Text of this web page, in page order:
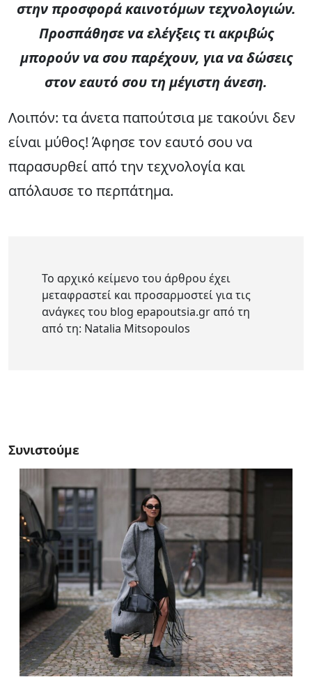
στην προσφορά καινοτόμων τεχνολογιών.
Προσπάθησε να ελέγξεις τι ακριβώς
μπορούν να σου παρέχουν, για να δώσεις
στον εαυτό σου τη μέγιστη άνεση.
Λοιπόν: τα άνετα παπούτσια με τακούνι δεν
είναι μύθος! Άφησε τον εαυτό σου να
παρασυρθεί από την τεχνολογία και
απόλαυσε το περπάτημα.
Το αρχικό κείμενο του άρθρου έχει
μεταφραστεί και προσαρμοστεί για τις
ανάγκες του blog epapoutsia.gr από τη
από τη: Natalia Mitsopoulos
Συνιστούμε